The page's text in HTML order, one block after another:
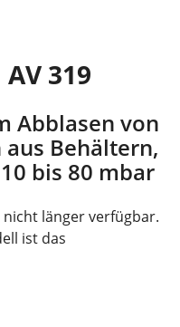
319
Abblasen von
Behältern,
bis 80 mbar
nicht länger verfügbar.
ist das